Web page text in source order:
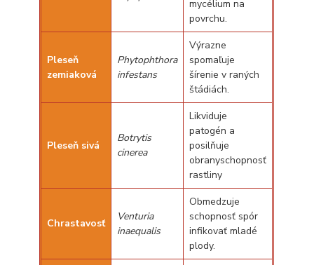
mycélium na
povrchu.
Pleseň
zemiaková
Phytophthora
infestans
Výrazne
spomaľuje
šírenie v raných
štádiách.
Pleseň sivá
Botrytis
cinerea
Likviduje
patogén a
posilňuje
obranyschopnosť
rastliny
Chrastavosť
Venturia
inaequalis
Obmedzuje
schopnosť spór
infikovať mladé
plody.